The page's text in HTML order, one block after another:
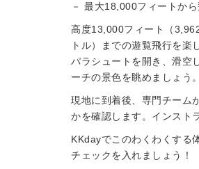
－ 最大18,000フィートか
高度13,000フィート（
トル）までの遊覧飛行を
パラシュートを開き、滑空
ーチの景色を眺めましょう
現地に到着後、専門チーム
かを確認します。インスト
KKdayでこのわくわくする
チェックを入れましょう！